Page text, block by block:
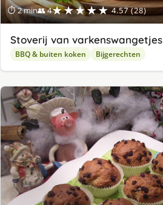
⏱ 2 min👥 4★★★★★ 4.57 (28)
Stoverij van varkenswangetjes
BBQ & buiten koken Bijgerechten